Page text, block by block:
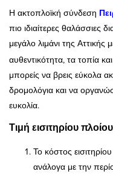
Η ακτοπλοϊκή σύνδεση
πιο ιδιαίτερες θαλάσσιες
μεγάλο λιμάνι της Αττικής
αυθεντικότητα, τα τοπία
μπορείς να βρεις εύκολα
δρομολόγια και να
ευκολία.
Τιμή εισιτηρίου
Το κόστος
ανάλογα με την